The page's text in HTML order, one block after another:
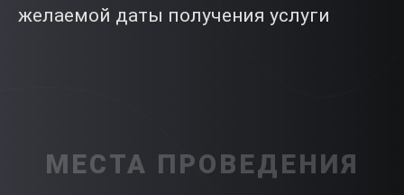
желаемой даты получения услуги
МЕСТА ПРОВЕДЕНИЯ